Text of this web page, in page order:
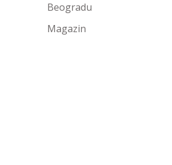
Beogradu
Magazin